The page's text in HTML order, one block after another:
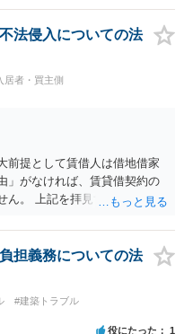
退去を検討する場合には、立
の条件を明確にした書面を作
新条項・解除条項・期間の定
までの更新時の合意内容
利な特約として無効になり
ますので、署名押印前に内
談することをおすすめしま
られつつある手続はあくまで
ための便宜的方法として理解
で進めた方が、連帯保証人で
経済的負担を最小限に食い止
す。
法侵入についての法
居者・買主側
前提として賃借人は借地借家
」がなければ、賃貸借契約の
ん。 上記を拝見する限り、通
正当事由に当たるとは思えま
でよろしいかと存じます。 そ
退去には応じる旨交渉をして
人の許可なく無断で賃貸人が
刑事的にも住居侵入罪が成
に一定の金銭賠償を求める
担義務についての法
#建築トラブル
役にたった 1